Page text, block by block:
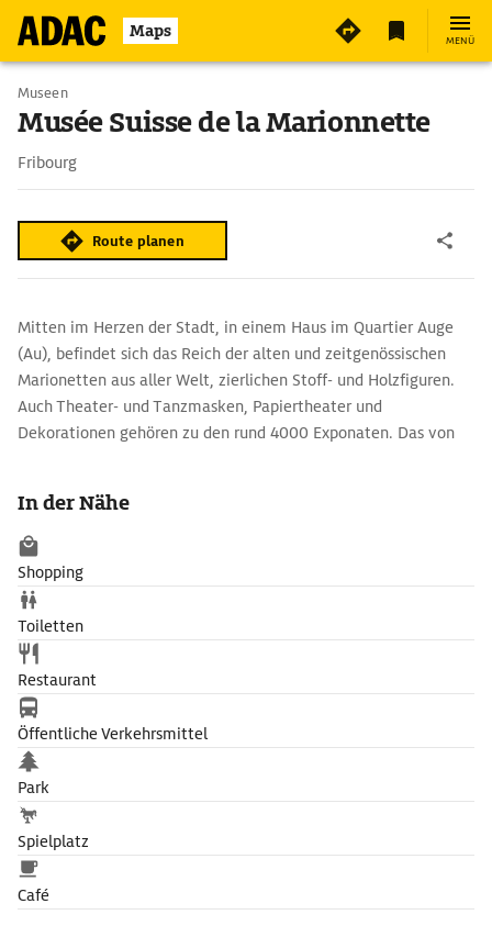
Maps MENÜ
Museen
Musée Suisse de la Marionnette
Fribourg
Route planen
Mitten im Herzen der Stadt, in einem Haus im Quartier Auge
(Au), befindet sich das Reich der alten und zeitgenössischen
Marionetten aus aller Welt, zierlichen Stoff- und Holzfiguren.
Auch Theater- und Tanzmasken, Papiertheater und
Dekorationen gehören zu den rund 4000 Exponaten. Das von
Marionettentheater.
In der Nähe
Shopping
Toiletten
Restaurant
Öffentliche Verkehrsmittel
Park
Spielplatz
Café